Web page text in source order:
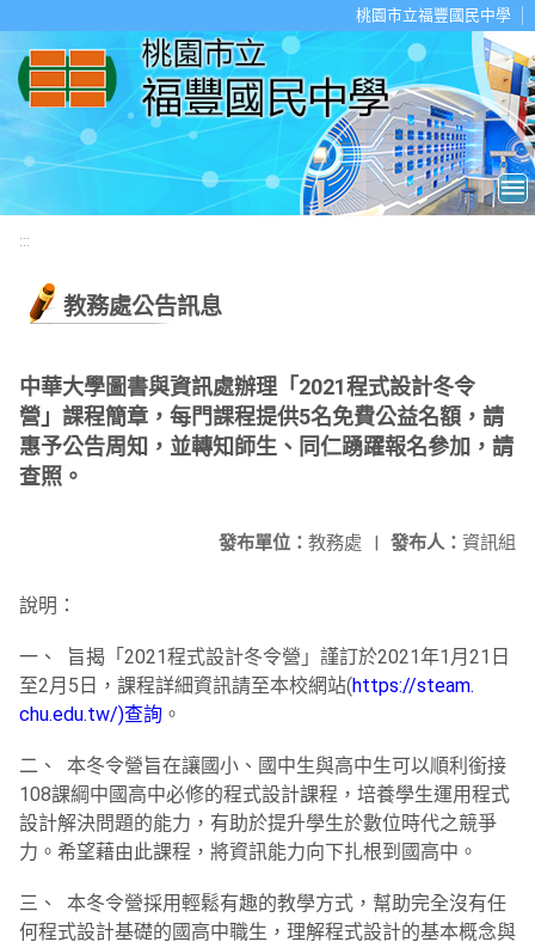
桃園市立福豐國民中學
:::
教務處公告訊息
中華大學圖書與資訊處辦理「2021程式設計冬令
營」課程簡章，每門課程提供5名免費公益名額，請
惠予公告周知，並轉知師生、同仁踴躍報名參加，請
查照。
發布人： 資訊組
發布單位： 教務處 |
說明：
一、 旨揭「2021程式設計冬令營」 謹訂於2021年1月21日
至2月5日， 課程詳細資訊請至本校網站(https://steam.
chu.edu.tw/)查詢 。
二、 本冬令營旨在讓國小、 國中生與高中生可以順利銜接
108課綱中國高中必修的程式設計課程，培養學生運用程式
設計解決問題的能力， 有助於提升學生於數位時代之競爭
力。希望藉由此課程， 將資訊能力向下扎根到國高中。
三、 本冬令營採用輕鬆有趣的教學方式， 幫助完全沒有任
何程式設計基礎的國高中職生， 理解程式設計的基本概念與